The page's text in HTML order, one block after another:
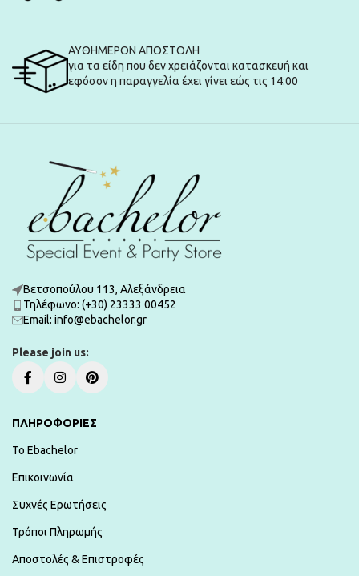
ΑΥΘΗΜΕΡΟΝ ΑΠΟΣΤΟΛΗ
για τα είδη που δεν χρειάζονται κατασκευή και
εφόσον η παραγγελία έχει γίνει εώς τις 14:00
Βετσοπούλου 113, Αλεξάνδρεια
Τηλέφωνο: (+30) 23333 00452
Εmail: info@ebachelor.gr
Please join us:
ΠΛΗΡΟΦΟΡΙΕΣ
To Ebachelor
Επικοινωνία
Συχνές Ερωτήσεις
Τρόποι Πληρωμής
Αποστολές & Επιστροφές